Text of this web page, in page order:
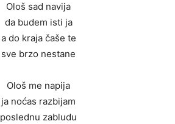
Ološ sad navija
da budem isti ja
a do kraja čaše te
sve brzo nestane
Ološ me napija
ja noćas razbijam
poslednu zabludu